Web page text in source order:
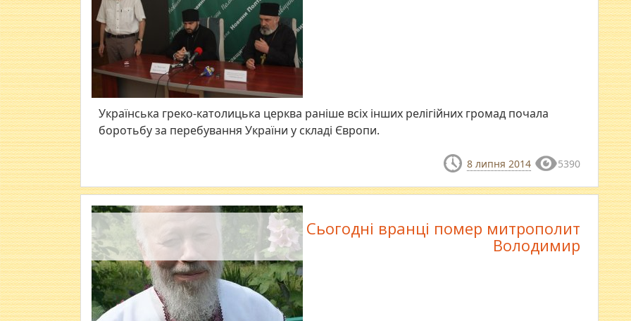
​Українська греко-католицька церква раніше всіх інших релігійних громад почала
боротьбу за перебування України у складі Європи.
8 липня 2014 5390
Сьогодні вранці помер митрополит
Володимир